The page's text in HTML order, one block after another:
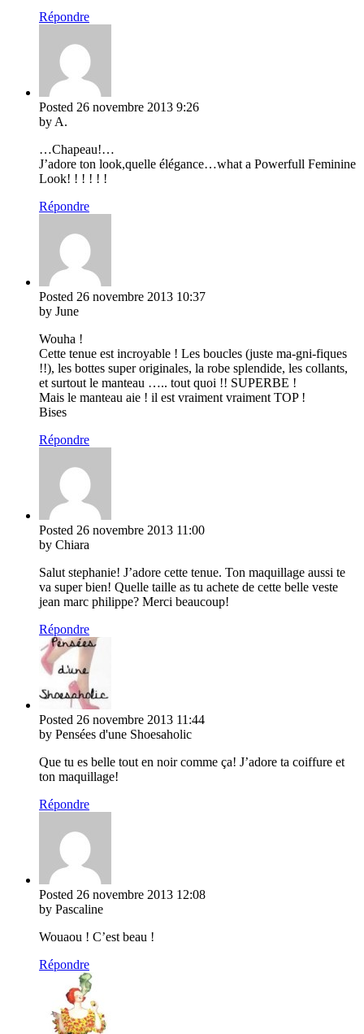
Répondre
Posted 26 novembre 2013 9:26
by A.
…Chapeau!…
J’adore ton look,quelle élégance…what a Powerfull Feminine
Look! ! ! ! ! !
Répondre
Posted 26 novembre 2013 10:37
by June
Wouha !
Cette tenue est incroyable ! Les boucles (juste ma-gni-fiques
!!), les bottes super originales, la robe splendide, les collants,
et surtout le manteau ….. tout quoi !! SUPERBE !
Mais le manteau aie ! il est vraiment vraiment TOP !
Bises
Répondre
Posted 26 novembre 2013 11:00
by Chiara
Salut stephanie! J’adore cette tenue. Ton maquillage aussi te
va super bien! Quelle taille as tu achete de cette belle veste
jean marc philippe? Merci beaucoup!
Répondre
Posted 26 novembre 2013 11:44
by Pensées d'une Shoesaholic
Que tu es belle tout en noir comme ça! J’adore ta coiffure et
ton maquillage!
Répondre
Posted 26 novembre 2013 12:08
by Pascaline
Wouaou ! C’est beau !
Répondre